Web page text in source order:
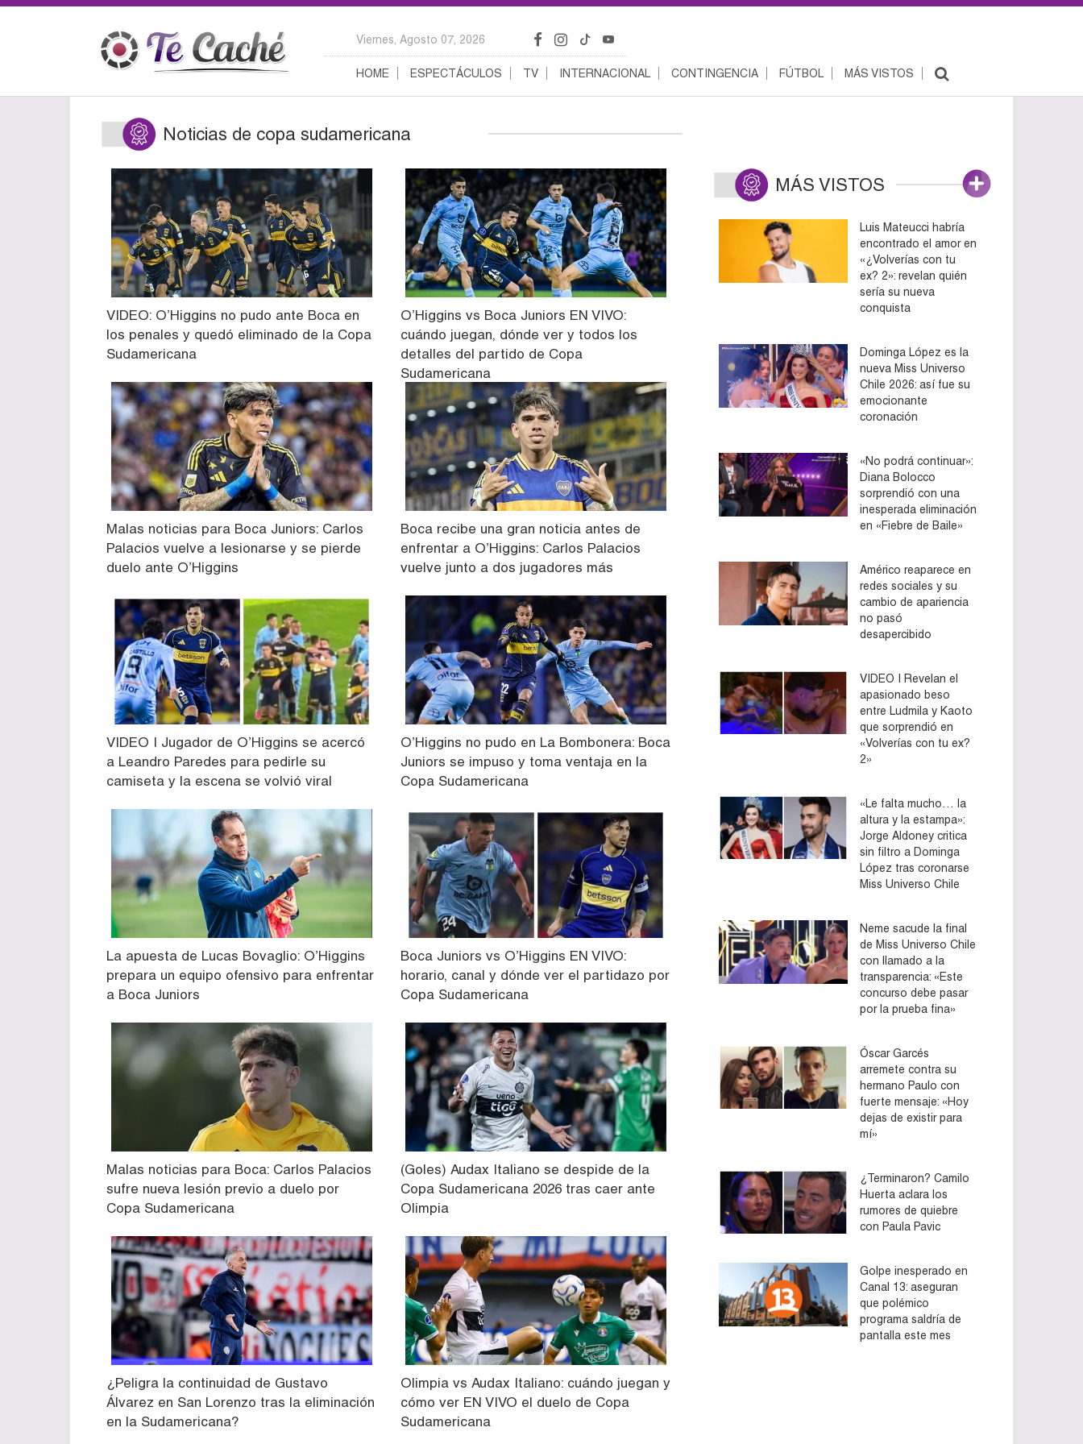
Viernes, Agosto 07, 2026
HOME ESPECTÁCULOS TV INTERNACIONAL CONTINGENCIA FÚTBOL MÁS VISTOS
Noticias de copa sudamericana
VIDEO: O’Higgins no pudo ante Boca en
los penales y quedó eliminado de la Copa
Sudamericana
O’Higgins vs Boca Juniors EN VIVO:
cuándo juegan, dónde ver y todos los
detalles del partido de Copa
Sudamericana
Malas noticias para Boca Juniors: Carlos
Palacios vuelve a lesionarse y se pierde
duelo ante O’Higgins
Boca recibe una gran noticia antes de
enfrentar a O’Higgins: Carlos Palacios
vuelve junto a dos jugadores más
VIDEO | Jugador de O’Higgins se acercó
a Leandro Paredes para pedirle su
camiseta y la escena se volvió viral
O’Higgins no pudo en La Bombonera: Boca
Juniors se impuso y toma ventaja en la
Copa Sudamericana
La apuesta de Lucas Bovaglio: O’Higgins
prepara un equipo ofensivo para enfrentar
a Boca Juniors
Boca Juniors vs O’Higgins EN VIVO:
horario, canal y dónde ver el partidazo por
Copa Sudamericana
Malas noticias para Boca: Carlos Palacios
sufre nueva lesión previo a duelo por
Copa Sudamericana
(Goles) Audax Italiano se despide de la
Copa Sudamericana 2026 tras caer ante
Olimpia
¿Peligra la continuidad de Gustavo
Álvarez en San Lorenzo tras la eliminación
en la Sudamericana?
Olimpia vs Audax Italiano: cuándo juegan y
cómo ver EN VIVO el duelo de Copa
Sudamericana
MÁS VISTOS
Luis Mateucci habría
encontrado el amor en
«¿Volverías con tu
ex? 2»: revelan quién
sería su nueva
conquista
Dominga López es la
nueva Miss Universo
Chile 2026: así fue su
emocionante
coronación
«No podrá continuar»:
Diana Bolocco
sorprendió con una
inesperada eliminación
en «Fiebre de Baile»
Américo reaparece en
redes sociales y su
cambio de apariencia
no pasó
desapercibido
VIDEO | Revelan el
apasionado beso
entre Ludmila y Kaoto
que sorprendió en
«Volverías con tu ex?
2»
«Le falta mucho… la
altura y la estampa»:
Jorge Aldoney critica
sin filtro a Dominga
López tras coronarse
Miss Universo Chile
Neme sacude la final
de Miss Universo Chile
con llamado a la
transparencia: «Este
concurso debe pasar
por la prueba fina»
Óscar Garcés
arremete contra su
hermano Paulo con
fuerte mensaje: «Hoy
dejas de existir para
mí»
¿Terminaron? Camilo
Huerta aclara los
rumores de quiebre
con Paula Pavic
Golpe inesperado en
Canal 13: aseguran
que polémico
programa saldría de
pantalla este mes